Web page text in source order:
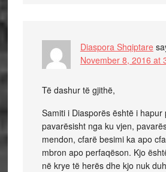
Diaspora Shqiptare
November 8, 2016 at
Të dashur të gjithë,
Samiti i Diasporës është i hapur
pavarësisht nga ku vjen,
mendon, cfarë besimi ka apo
mbron apo perfaqëson. Kjo
në krye të herës dhe kjo nuk